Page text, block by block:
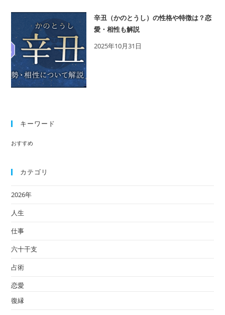
辛丑（かのとうし）の性格や特徴は？恋
愛・相性も解説
2025年10月31日
キーワード
おすすめ
カテゴリ
2026年
人生
仕事
六十干支
占術
恋愛
復縁